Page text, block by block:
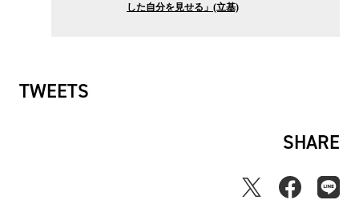
した自分を見せる」(立基)
TWEETS
SHARE